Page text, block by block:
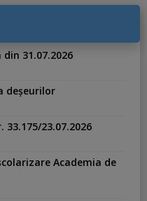
31.07.2026
deșeurilor
23.07.2026
Academia de